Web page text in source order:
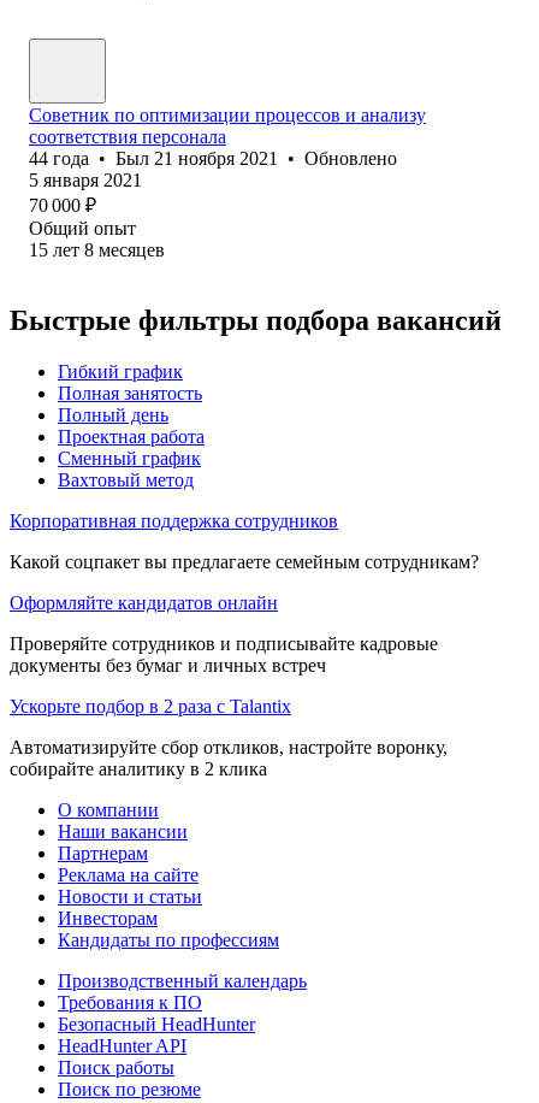
Советник по оптимизации процессов и анализу
соответствия персонала
44 года • Был 21 ноября 2021 • Обновлено
5 января 2021
70 000 ₽
Общий опыт
15 лет 8 месяцев
Быстрые фильтры подбора вакансий
Гибкий график
Полная занятость
Полный день
Проектная работа
Сменный график
Вахтовый метод
Корпоративная поддержка сотрудников
Какой соцпакет вы предлагаете семейным сотрудникам?
Оформляйте кандидатов онлайн
Проверяйте сотрудников и подписывайте кадровые
документы без бумаг и личных встреч
Ускорьте подбор в 2 раза с Talantix
Автоматизируйте сбор откликов, настройте воронку,
собирайте аналитику в 2 клика
О компании
Наши вакансии
Партнерам
Реклама на сайте
Новости и статьи
Инвесторам
Кандидаты по профессиям
Производственный календарь
Требования к ПО
Безопасный HeadHunter
HeadHunter API
Поиск работы
Поиск по резюме